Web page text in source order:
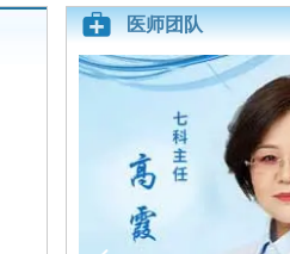
医师团队